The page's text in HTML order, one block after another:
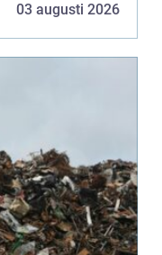
03 augusti 2026